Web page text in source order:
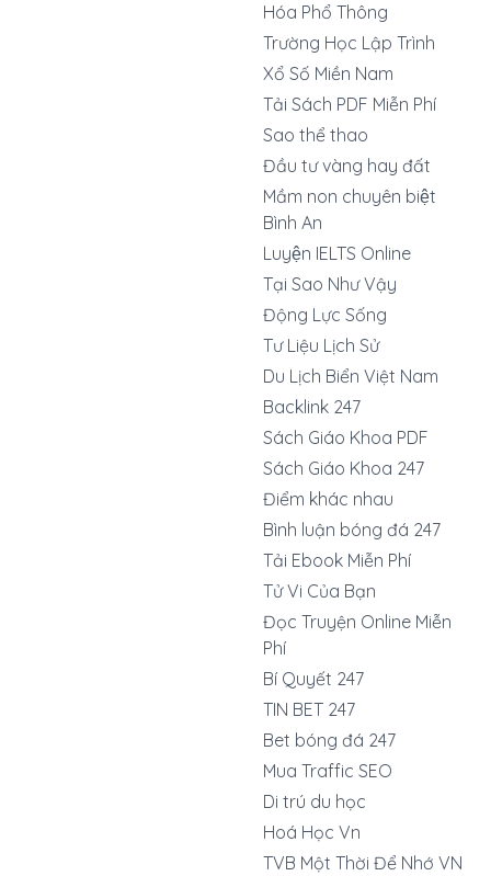
Hóa Phổ Thông
Trường Học Lập Trình
Xổ Số Miền Nam
Tải Sách PDF Miễn Phí
Sao thể thao
Đầu tư vàng hay đất
Mầm non chuyên biệt
Bình An
Luyện IELTS Online
Tại Sao Như Vậy
Động Lực Sống
Tư Liệu Lịch Sử
Du Lịch Biển Việt Nam
Backlink 247
Sách Giáo Khoa PDF
Sách Giáo Khoa 247
Điểm khác nhau
Bình luận bóng đá 247
Tải Ebook Miễn Phí
Tử Vi Của Bạn
Đọc Truyện Online Miễn
Phí
Bí Quyết 247
TIN BET 247
Bet bóng đá 247
Mua Traffic SEO
Di trú du học
Hoá Học Vn
TVB Một Thời Để Nhớ VN